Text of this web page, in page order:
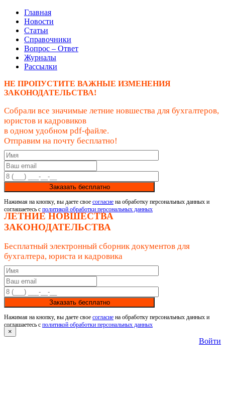
Главная
Новости
Статьи
Справочники
Вопрос – Ответ
Журналы
Рассылки
НЕ ПРОПУСТИТЕ ВАЖНЫЕ ИЗМЕНЕНИЯ
ЗАКОНОДАТЕЛЬСТВА!
Собрали все значимые летние новшества для бухгалтеров,
юристов и кадровиков
в одном удобном pdf-файле.
Отправим на почту бесплатно!
Заказать бесплатно
Нажимая на кнопку, вы даете свое согласие на обработку персональных данных и
соглашаетесь с политикой обработки персональных данных
ЛЕТНИЕ НОВШЕСТВА
ЗАКОНОДАТЕЛЬСТВА
Бесплатный электронный сборник документов для
бухгалтера, юриста и кадровика
Заказать бесплатно
Нажимая на кнопку, вы даете свое согласие на обработку персональных данных и
соглашаетесь с политикой обработки персональных данных
×
Войти